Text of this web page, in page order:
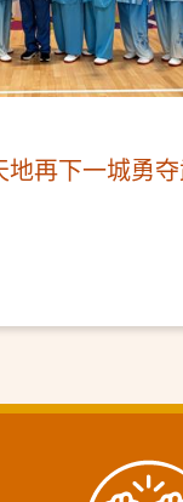
地再下一城勇